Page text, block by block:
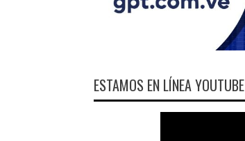
ESTAMOS EN LÍNEA YOUTUBE